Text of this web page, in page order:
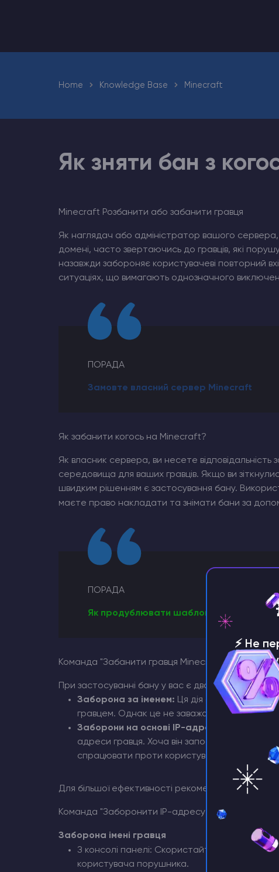
Counter-Strike 2
Home Knowledge Base Minecraft
Як зняти бан з
Minecraft Розбанити або забанити гравця
Як наглядач або адміністратор вашого
домені, часто звертаючись до гравців, які
назавжди забороняє користувачеві повторний
ситуаціях, що вимагають однозначного
ПОРАДА
Замовте власний сервер Minecraft
Як забанити когось на Minecraft?
Як власник сервера, ви несете
середовища для ваших гравців. Якщо ви
швидким рішенням є застосування бану.
маєте право накладати та знімати бани за
ПОРАДА
Як продублювати шаблони ковальства
Команда "Забанити гравця Minecraft
При застосуванні бану у вас є два основних
Заборона за іменем: Ця дія обмежує
гравцем. Однак це не заважає гравцеві
Заборони на основі IP-адреси:
Цей метод
адреси гравця. Хоча він запобігає
спрацювати проти користувачів з
Для більшої ефективності рекомендується
Команда "Заборонити IP-адресу Minecraft
Заборона імені гравця
З консолі панелі: Скористайтеся командою
користувача порушника.
⚡️ Не
сервер